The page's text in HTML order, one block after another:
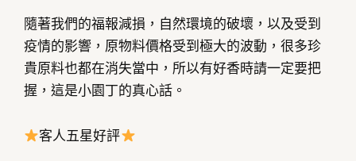
隨著我們的福報減損，自然環境的破壞，以及受到
疫情的影響，原物料價格受到極大的波動，很多珍
貴原料也都在消失當中，所以有好香時請一定要把
握，這是小園丁的真心話。
客人五星好評